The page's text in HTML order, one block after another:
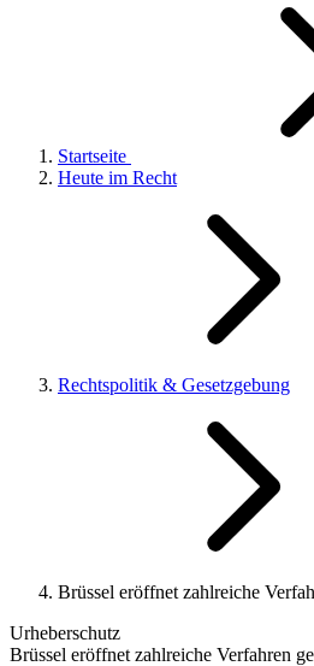
Startseite
Heute im Recht
Rechtspolitik & Gesetzgebung
Brüssel eröffnet zahlreiche
Urheberschutz
Brüssel eröffnet zahlreiche Verfahren